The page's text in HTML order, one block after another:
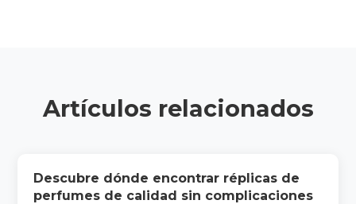
Artículos relacionados
Descubre dónde encontrar réplicas de
perfumes de calidad sin complicaciones